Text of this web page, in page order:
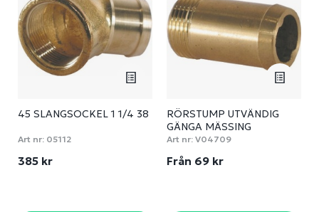
45 SLANGSOCKEL 1 1/4 38
Art nr: 05112
385 kr
RÖRSTUMP UTVÄNDIG
GÄNGA MÄSSING
Art nr: V04709
Från 69 kr